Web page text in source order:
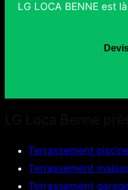
LG LOCA BENNE est
Terrassement
Terrassement
Terrassement